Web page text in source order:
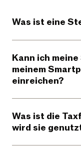
Was ist eine
Kann ich
meinem
einreichen?
Was ist die
wird sie